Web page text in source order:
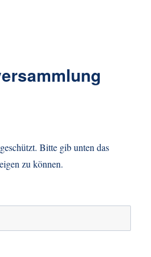
Bitte gib unten das
zu können.